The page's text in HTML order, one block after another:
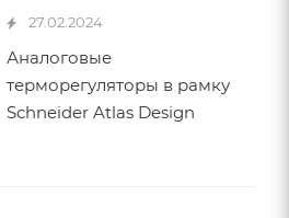
27.02.2024
Аналоговые
терморегуляторы в рамку
Schneider Atlas Design